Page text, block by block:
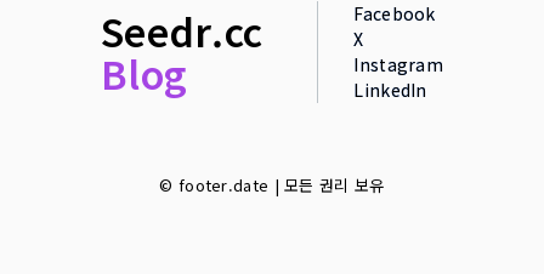
Seedr.cc
Blog
Facebook
X
Instagram
LinkedIn
© footer.date | 모든 권리 보유